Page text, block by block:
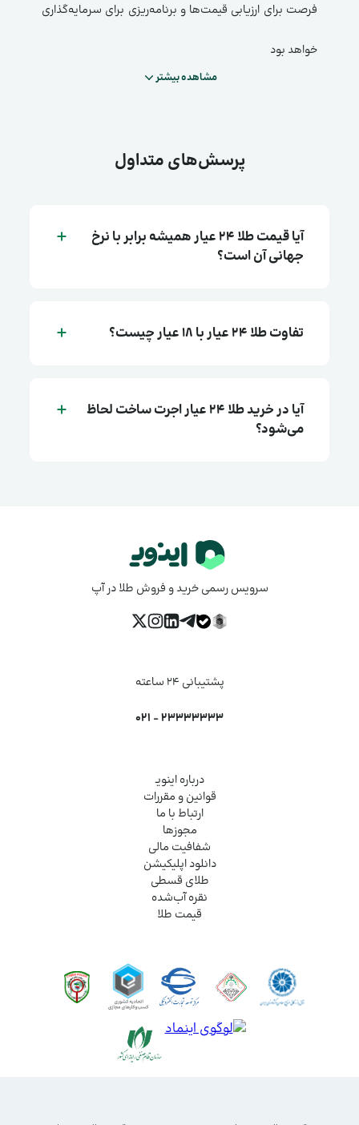
فرصت برای ارزیابی قیمت‌ها و برنامه‌ریزی برای سرمایه‌گذاری
خواهد بود
مشاهده بیشتر
پرسش‌های متداول
آیا قیمت طلا ۲۴ عیار همیشه برابر با نرخ
جهانی آن است؟
تفاوت طلا ۲۴ عیار با ۱۸ عیار چیست؟
آیا در خرید طلا ۲۴ عیار اجرت ساخت لحاظ
می‌شود؟
سرویس رسمی خرید و فروش طلا در آپ
پشتیبانی ۲۴ ساعته
23333333 - 021
درباره اینویـ
قوانین و مقررات
ارتباط با ما
مجوزها
شفافیت مالی
دانلود اپلیکیشن
طلای قسطی
نقره آب‌شده
قیمت طلا